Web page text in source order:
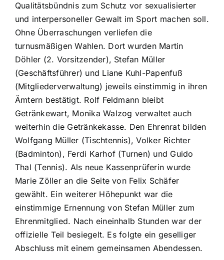
Qualitätsbündnis zum Schutz vor sexualisierter
und interpersoneller Gewalt im Sport machen soll.
Ohne Überraschungen verliefen die
turnusmäßigen Wahlen. Dort wurden Martin
Döhler (2. Vorsitzender), Stefan Müller
(Geschäftsführer) und Liane Kuhl-Papenfuß
(Mitgliederverwaltung) jeweils einstimmig in ihren
Ämtern bestätigt. Rolf Feldmann bleibt
Getränkewart, Monika Walzog verwaltet auch
weiterhin die Getränkekasse. Den Ehrenrat bilden
Wolfgang Müller (Tischtennis), Volker Richter
(Badminton), Ferdi Karhof (Turnen) und Guido
Thal (Tennis). Als neue Kassenprüferin wurde
Marie Zöller an die Seite von Felix Schäfer
gewählt. Ein weiterer Höhepunkt war die
einstimmige Ernennung von Stefan Müller zum
Ehrenmitglied. Nach eineinhalb Stunden war der
offizielle Teil besiegelt. Es folgte ein geselliger
Abschluss mit einem gemeinsamen Abendessen.